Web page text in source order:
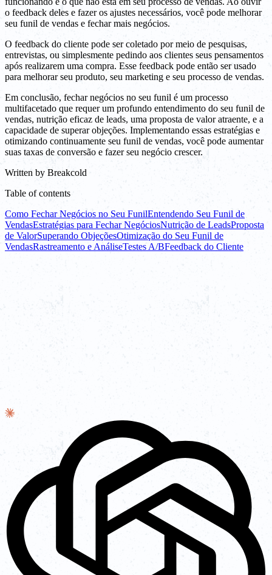
o feedback deles e fazer os ajustes necessários, você pode melhorar
seu funil de vendas e fechar mais negócios.
O feedback do cliente pode ser coletado por meio de pesquisas,
entrevistas, ou simplesmente pedindo aos clientes seus pensamentos
após realizarem uma compra. Esse feedback pode então ser usado
para melhorar seu produto, seu marketing e seu processo de vendas.
Em conclusão, fechar negócios no seu funil é um processo
multifacetado que requer um profundo entendimento do seu funil de
vendas, nutrição eficaz de leads, uma proposta de valor atraente, e a
capacidade de superar objeções. Implementando essas estratégias e
otimizando continuamente seu funil de vendas, você pode aumentar
suas taxas de conversão e fazer seu negócio crescer.
Written by Breakcold
Table of contents
Como Fechar Negócios no Seu FunilEntendendo Seu Funil de
VendasEstratégias para Fechar NegóciosNutrição de LeadsProposta
de ValorSuperando ObjeçõesOtimização do Seu Funil de
VendasRastreamento e AnáliseTestes A/BFeedback do Cliente